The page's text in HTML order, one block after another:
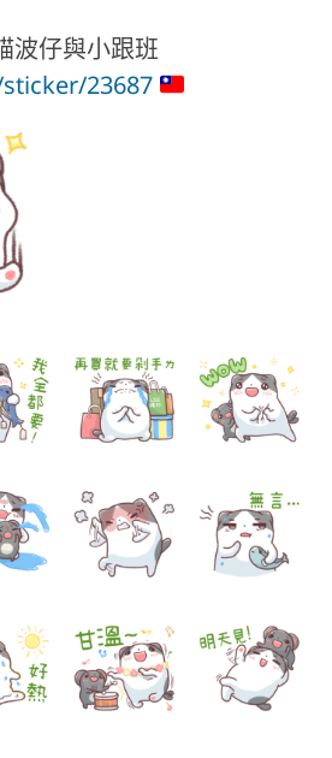
波仔與小跟班
23687